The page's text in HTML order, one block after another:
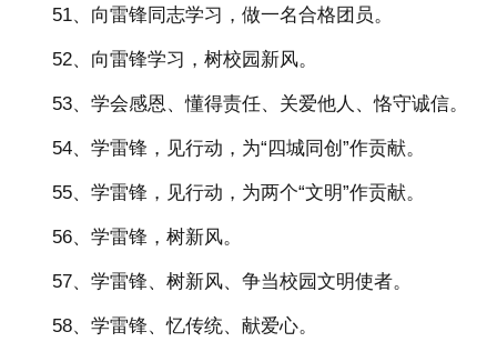
51、向雷锋同志学习，做一名合格团员。
52、向雷锋学习，树校园新风。
53、学会感恩、懂得责任、关爱他人、恪守诚信。
54、学雷锋，见行动，为“四城同创”作贡献。
55、学雷锋，见行动，为两个“文明”作贡献。
56、学雷锋，树新风。
57、学雷锋、树新风、争当校园文明使者。
58、学雷锋、忆传统、献爱心。